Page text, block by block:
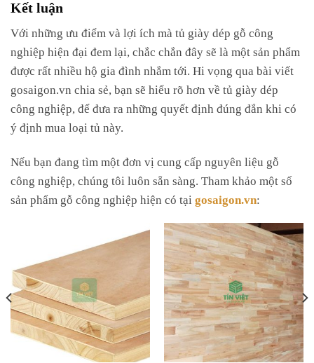
Kết luận
Với những ưu điểm và lợi ích mà tủ giày dép gỗ công
nghiệp hiện đại đem lại, chắc chắn đây sẽ là một sản phẩm
được rất nhiều hộ gia đình nhắm tới. Hi vọng qua bài viết
gosaigon.vn chia sẻ, bạn sẽ hiểu rõ hơn về tủ giày dép
công nghiệp, để đưa ra những quyết định đúng đắn khi có
ý định mua loại tủ này.
Nếu bạn đang tìm một đơn vị cung cấp nguyên liệu gỗ
công nghiệp, chúng tôi luôn sẵn sàng. Tham khảo một số
sản phẩm gỗ công nghiệp hiện có tại gosaigon.vn: